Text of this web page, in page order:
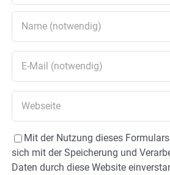
Mit der Nutzung dieses
sich mit der Speicherung und
Daten durch diese Website